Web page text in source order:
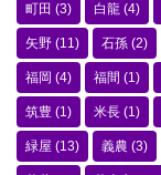
町田 (3) 白龍 (4)
矢野 (11) 石孫 (2)
福岡 (4) 福間 (1)
筑豊 (1) 米長 (1)
緑屋 (13) 義農 (3)